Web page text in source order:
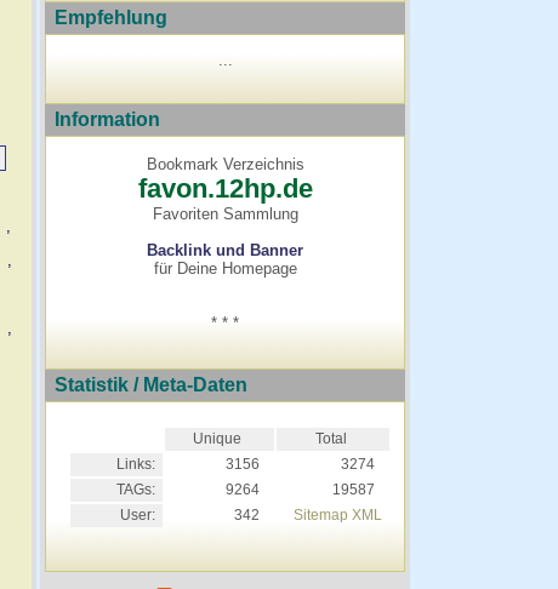
,
,
,
Empfehlung
Information
Bookmark Verzeichnis
favon.12hp.de
Favoriten Sammlung
Backlink und Banner
für Deine Homepage
* * *
Statistik / Meta-Daten
Unique
Total
Links:
3156
3274
TAGs:
9264
19587
User:
342 Sitemap XML